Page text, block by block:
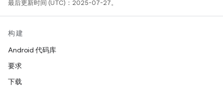
最后更新时间 (UTC)：2025-07-27。
构建
Android 代码库
要求
下载